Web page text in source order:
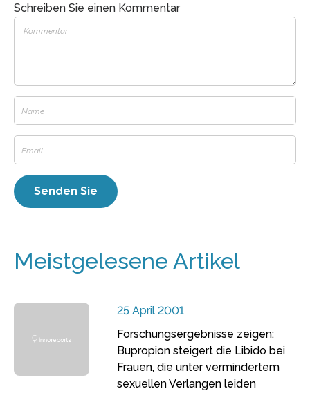
Schreiben Sie einen Kommentar
Meistgelesene Artikel
25 April 2001
Forschungsergebnisse zeigen:
Bupropion steigert die Libido bei
Frauen, die unter vermindertem
sexuellen Verlangen leiden